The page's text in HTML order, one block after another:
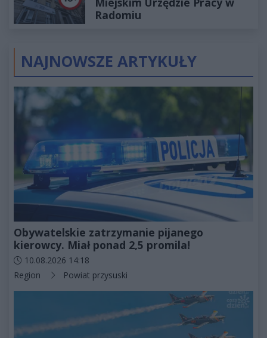
Radomiu
NAJNOWSZE ARTYKUŁY
Obywatelskie zatrzymanie pijanego
kierowcy. Miał ponad 2,5 promila!
Data dodania artykułu:
10.08.2026 14:18
Kategorie artykułu:
Region Powiat przysuski